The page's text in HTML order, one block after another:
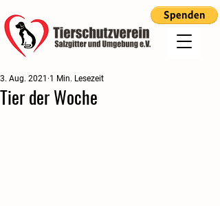
Tier der Woche
3. Aug. 2021 1 Min. Lesezeit